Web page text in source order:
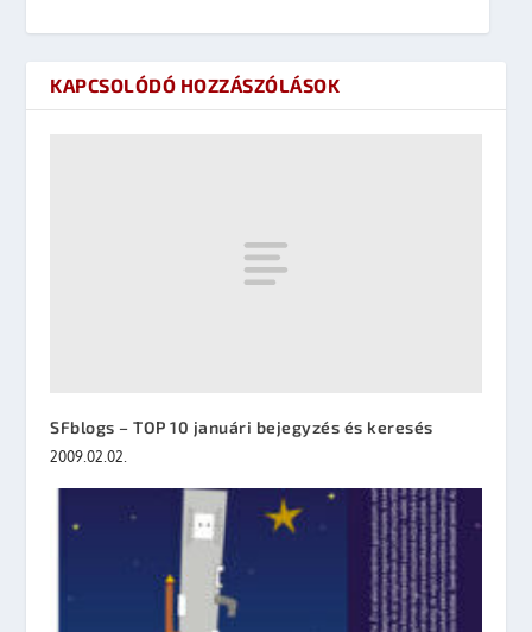
KAPCSOLÓDÓ HOZZÁSZÓLÁSOK
SFblogs – TOP 10 januári bejegyzés és keresés
2009.02.02.